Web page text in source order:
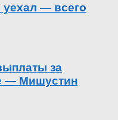
уехал — всего
за
— Мишустин